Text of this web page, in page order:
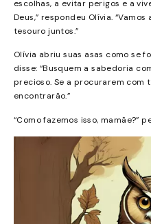
escolhas, a evitar perigos e a
Deus,” respondeu Olívia.
tesouro juntos.”
Olívia abriu suas asas como se
disse: “Busquem a sabedoria
precioso. Se a procurarem com
encontrarão.”
“Como fazemos isso, mamãe?”